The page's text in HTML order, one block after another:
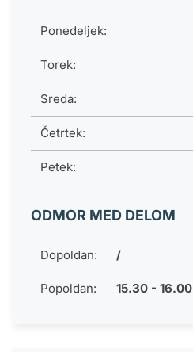
Ponedeljek:
Torek:
Sreda:
Četrtek:
Petek:
ODMOR MED DELOM
Dopoldan: /
Popoldan: 15.30 - 16.00